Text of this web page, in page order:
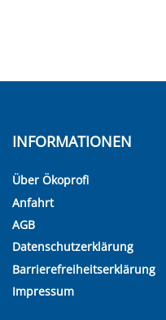
INFORMATIONEN
Über Ökoprofi
Anfahrt
AGB
Datenschutzerklärung
Barrierefreiheitserklärung
Impressum